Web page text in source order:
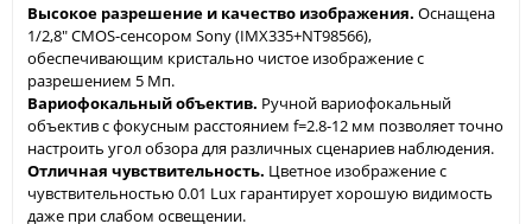
Высокое разрешение и качество изображения. Оснащена
1/2,8" CMOS-сенсором Sony (IMX335+NT98566),
обеспечивающим кристально чистое изображение с
разрешением 5 Мп.
Вариофокальный объектив. Ручной вариофокальный
объектив с фокусным расстоянием f=2.8-12 мм позволяет точно
настроить угол обзора для различных сценариев наблюдения.
Отличная чувствительность. Цветное изображение с
чувствительностью 0.01 Lux гарантирует хорошую видимость
даже при слабом освещении.